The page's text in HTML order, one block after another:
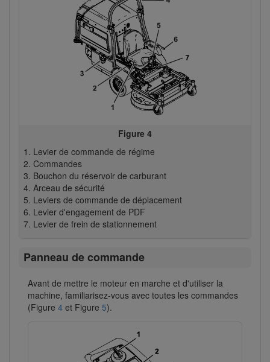
Figure 4
Levier de commande de régime
Commandes
Bouchon du réservoir de carburant
Arceau de sécurité
Leviers de commande de déplacement
Levier d'engagement de PDF
Levier de frein de stationnement
Panneau de commande
Avant de mettre le moteur en marche et d'utiliser la
machine, familiarisez-vous avec toutes les commandes
(Figure 4 et Figure 5).